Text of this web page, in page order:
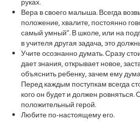
руках.
Вера в своего малыша. Всегда
положение, хвалите, постоянно
самый умный”. В школе, или на
в учителя другая задача, это
Учите осознанно думать. Сразу
дает знания, открывает новое,
объяснить ребенку, зачем ему
Перед каждым поступкам всегда
кого он будет и должен
положительный герой.
Любите по-настоящему его.